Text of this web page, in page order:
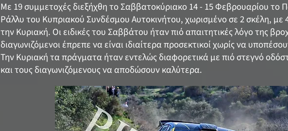
Με 19 συμμετοχές διεξήχθη το Σαββατοκύριακο 14 - 15 Φεβρουαρίου
Ράλλυ του Κυπριακού Συνδέσμου Αυτοκινήτου, χωρισμένο σε 2 σκέλη, με
την Κυριακή. Οι ειδικές του Σαββάτου ήταν πιό απαιτητικές λόγο της
διαγωνιζόμενοι έπρεπε να είναι ιδιαίτερα προσεκτικοί χωρίς να
Την Κυριακή τα πράγματα ήταν εντελώς διαφορετικά με πιό στεγνό
και τους διαγωνιζόμενους να αποδώσουν καλύτερα.